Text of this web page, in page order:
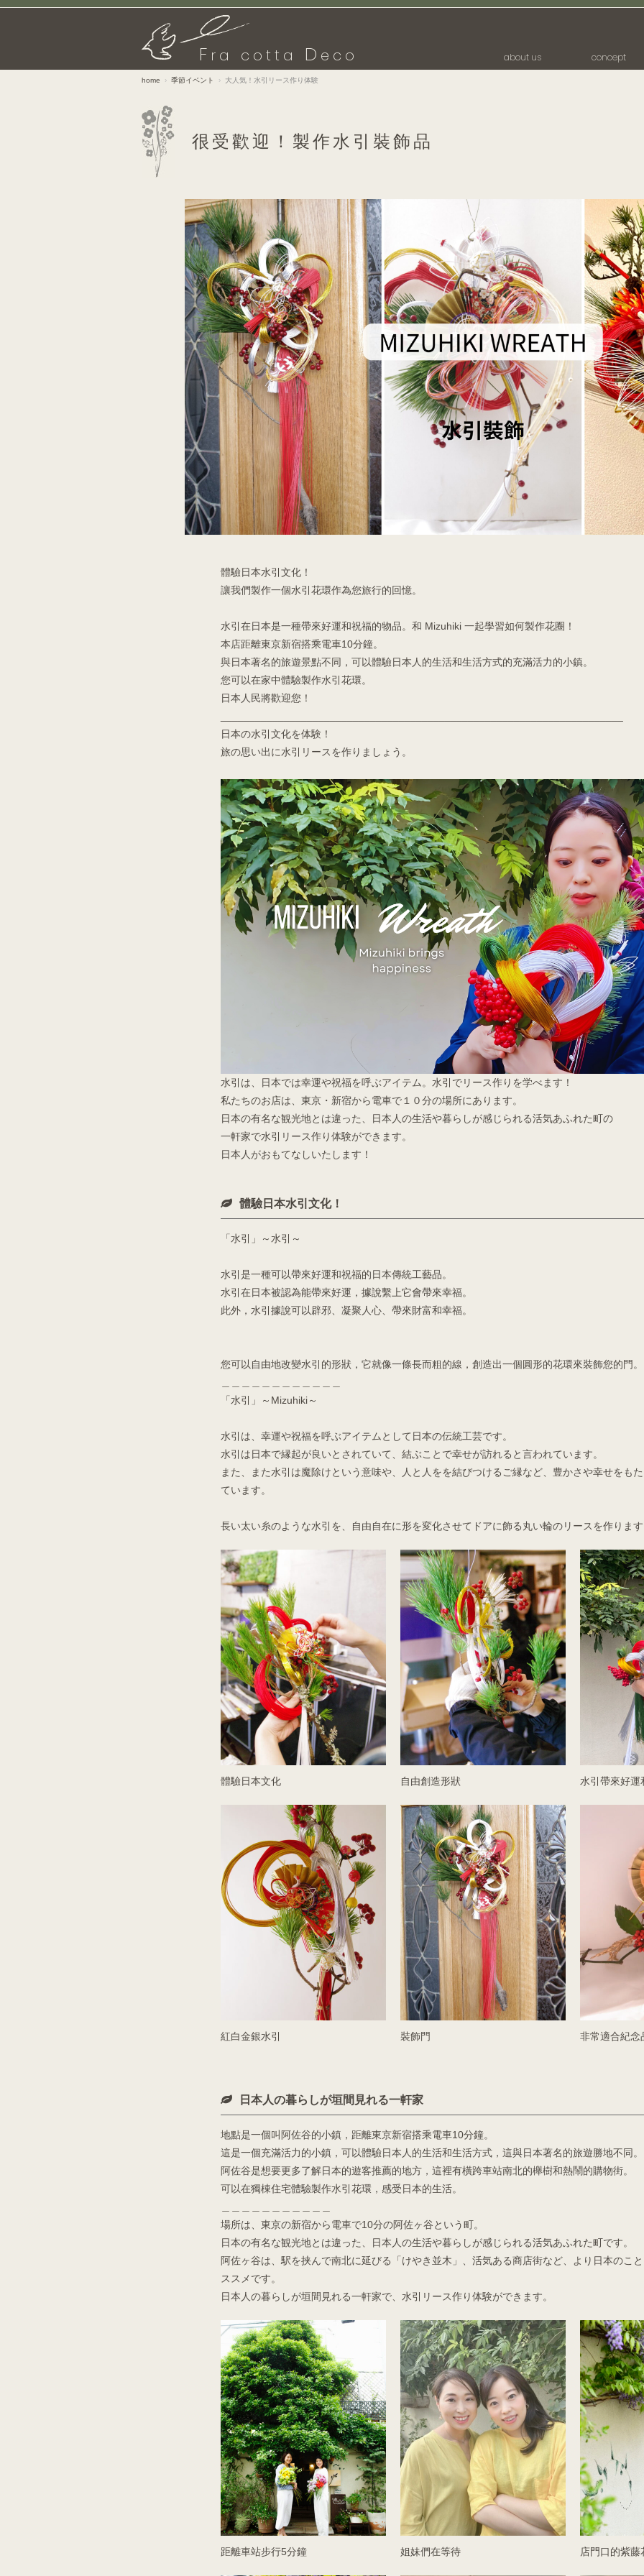
F ra cotta D eco about us concept
home 季節イベント 大人気！水引リース作り体験
很受歡迎！製作水引裝飾品
體驗日本水引文化！
讓我們製作一個水引花環作為您旅行的回憶。
水引在日本是一種帶來好運和祝福的物品。和 Mizuhiki 一起學習如何製作花圈！
本店距離東京新宿搭乘電車10分鐘。
與日本著名的旅遊景點不同，可以體驗日本人的生活和生活方式的充滿活力的小鎮。
您可以在家中體驗製作水引花環。
日本人民將歡迎您！
日本の水引文化を体験！
旅の思い出に水引リースを作りましょう。
水引は、日本では幸運や祝福を呼ぶアイテム。水引でリース作りを学べます！
私たちのお店は、東京・新宿から電車で１０分の場所にあります。
日本の有名な観光地とは違った、日本人の生活や暮らしが感じられる活気あふれた町の
一軒家で水引リース作り体験ができます。
日本人がおもてなしいたします！
體驗日本水引文化！
「水引」～水引～
水引是一種可以帶來好運和祝福的日本傳統工藝品。
水引在日本被認為能帶來好運，據說繫上它會帶來幸福。
此外，水引據說可以辟邪、凝聚人心、帶來財富和幸福。
您可以自由地改變水引的形狀，它就像一條長而粗的線，創造出一個圓形的花環來裝飾您的門。
「水引」～Mizuhiki～
水引は、幸運や祝福を呼ぶアイテムとして日本の伝統工芸です。
水引は日本で縁起が良いとされていて、結ぶことで幸せが訪れると言われています。
また、また水引は魔除けという意味や、人と人をを結びつけるご縁など、豊かさや幸せをも
ています。
長い太い糸のような水引を、自由自在に形を変化させてドアに飾る丸い輪のリースを作りま
體驗日本文化 自由創造形狀 水引帶來好運
紅白金銀水引 裝飾門 非常適合紀念
日本人の暮らしが垣間見れる一軒家
地點是一個叫阿佐谷的小鎮，距離東京新宿搭乘電車10分鐘。
這是一個充滿活力的小鎮，可以體驗日本人的生活和生活方式，這與日本著名的旅遊勝地不同。
阿佐谷是想要更多了解日本的遊客推薦的地方，這裡有橫跨車站南北的櫸樹和熱鬧的購物街。
可以在獨棟住宅體驗製作水引花環，感受日本的生活。
場所は、東京の新宿から電車で10分の阿佐ヶ谷という町。
日本の有名な観光地とは違った、日本人の生活や暮らしが感じられる活気あふれた町です。
阿佐ヶ谷は、駅を挟んで南北に延びる「けやき並木」、活気ある商店街など、より日本のこ
ススメです。
日本人の暮らしが垣間見れる一軒家で、水引リース作り体験ができます。
距離車站步行5分鐘 姐妹們在等待 店門口的紫藤